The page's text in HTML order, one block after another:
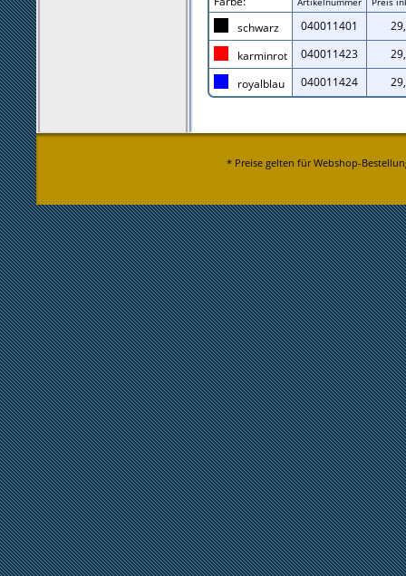
schwarz 040011401
karminrot
040011423
royalblau
040011424
* Preise gelten für Webshop-